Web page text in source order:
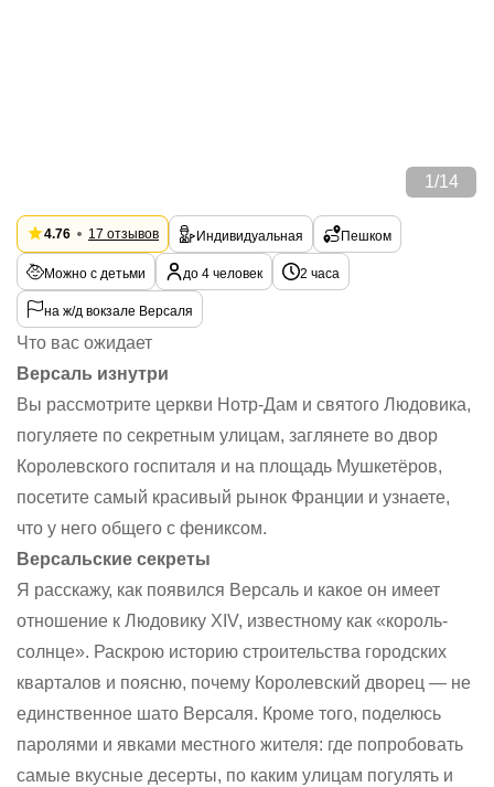
1 /14
4.76 17 отзывов Индивидуальная Пешком
Можно с детьми до 4 человек 2 часа
на ж/д вокзале Версаля
Что вас ожидает
Версаль изнутри
Вы рассмотрите церкви Нотр-Дам и святого Людовика,
погуляете по секретным улицам, заглянете во двор
Королевского госпиталя и на площадь Мушкетёров,
посетите самый красивый рынок Франции и узнаете,
что у него общего с фениксом.
Версальские секреты
Я расскажу, как появился Версаль и какое он имеет
отношение к Людовику XIV, известному как «король-
солнце». Раскрою историю строительства городских
кварталов и поясню, почему Королевский дворец — не
единственное шато Версаля. Кроме того, поделюсь
паролями и явками местного жителя: где попробовать
самые вкусные десерты, по каким улицам погулять и